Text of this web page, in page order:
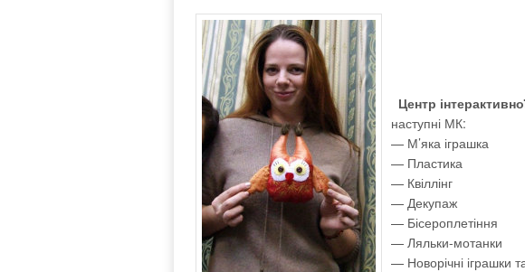
Центр
наступні МК:
— М’яка іграшка
— Пластика
— Квіллінг
— Декупаж
— Бісероплетіння
— Ляльки-мотанки
— Новорічні іграшки